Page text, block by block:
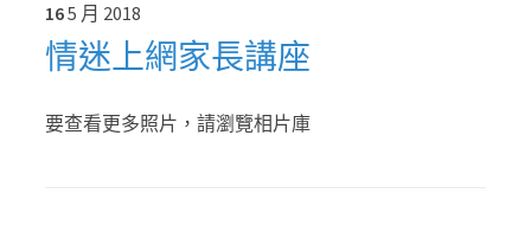
165 月 2018
情迷上網家長講座
要查看更多照片，請瀏覽相片庫